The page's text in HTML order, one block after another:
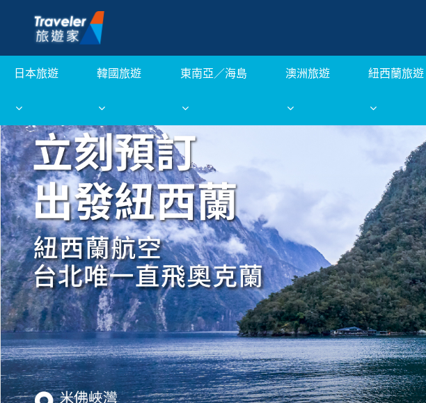
日本旅遊 韓國旅遊 東南亞／海島 澳洲旅遊 紐西蘭旅遊
四國絕
發現不一樣的風景 小
精選航